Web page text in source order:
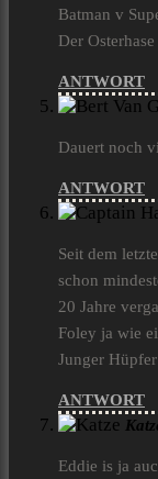
Batman v
Der
ANTWORT
Dauert noch
ANTWORT
Seit dem
schon
20 Jahre
Foley ja wie
Junger
ANTWORT
Eddie is ja